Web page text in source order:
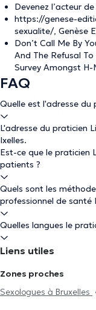
Devenez l’acteur
https://genese-
sexualite/, Genèse
Don’t Call Me By
And The Refusal
Survey Amongst H-
FAQ
Quelle est l'adresse du
L'adresse du praticien
Ixelles.
Est-ce que le praticien
patients ?
Quels sont les
professionnel de santé
Quelles langues le
Liens utiles
Zones proches
Sexologues à Bruxelles